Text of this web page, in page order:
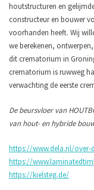
houtstructuren en
constructeur en bouwer
voorhanden heeft. Wij
we berekenen,
dit crematorium in
crematorium is ruwweg
verwachting de eerste
De beursvloer van
van hout- en hybride
https://www.dela.nl/
https://
https://kielsteg.de/